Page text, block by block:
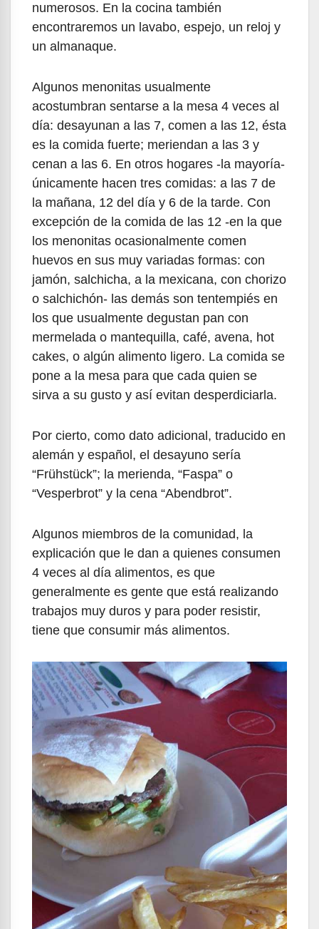
numerosos. En la cocina también
encontraremos un lavabo, espejo, un reloj y
un almanaque.
Algunos menonitas usualmente
acostumbran sentarse a la mesa 4 veces al
día: desayunan a las 7, comen a las 12, ésta
es la comida fuerte; meriendan a las 3 y
cenan a las 6. En otros hogares -la mayoría-
únicamente hacen tres comidas: a las 7 de
la mañana, 12 del día y 6 de la tarde. Con
excepción de la comida de las 12 -en la que
los menonitas ocasionalmente comen
huevos en sus muy variadas formas: con
jamón, salchicha, a la mexicana, con chorizo
o salchichón- las demás son tentempiés en
los que usualmente degustan pan con
mermelada o mantequilla, café, avena, hot
cakes, o algún alimento ligero. La comida se
pone a la mesa para que cada quien se
sirva a su gusto y así evitan desperdiciarla.
Por cierto, como dato adicional, traducido en
alemán y español, el desayuno sería
“Frühstück”; la merienda, “Faspa” o
“Vesperbrot” y la cena “Abendbrot”.
Algunos miembros de la comunidad, la
explicación que le dan a quienes consumen
4 veces al día alimentos, es que
generalmente es gente que está realizando
trabajos muy duros y para poder resistir,
tiene que consumir más alimentos.